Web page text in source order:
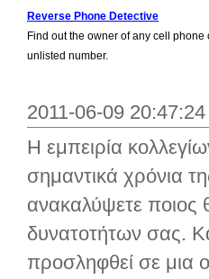
Reverse Phone Detective
Find out the owner of any cell phone
unlisted number.
2011-06-09
Η εμπειρία
σημαντικά χρόνια
ανακαλύψετε ποιος
δυνατοτήτων σας.
προσληφθεί σε μια